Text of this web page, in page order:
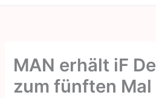
MAN erhält iF
zum fünften Mal